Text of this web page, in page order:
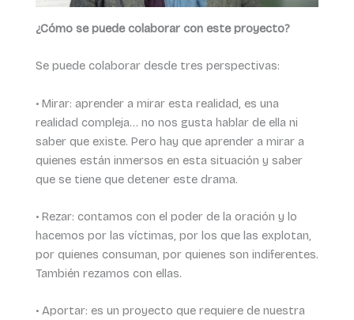
¿Cómo se puede colaborar con este proyecto?
Se puede colaborar desde tres perspectivas:
• Mirar: aprender a mirar esta realidad, es una
realidad compleja… no nos gusta hablar de ella ni
saber que existe. Pero hay que aprender a mirar a
quienes están inmersos en esta situación y saber
que se tiene que detener este drama.
• Rezar: contamos con el poder de la oración y lo
hacemos por las víctimas, por los que las explotan,
por quienes consuman, por quienes son indiferentes.
También rezamos con ellas.
• Aportar: es un proyecto que requiere de nuestra